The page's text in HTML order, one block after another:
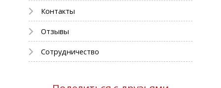
Контакты
Отзывы
Сотрудничество